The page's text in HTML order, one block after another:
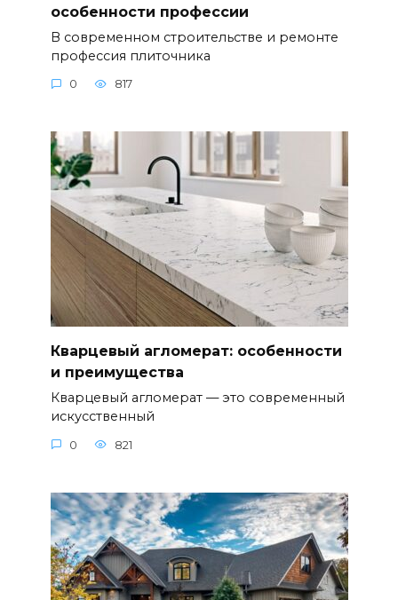
особенности профессии
В современном строительстве и ремонте
профессия плиточника
0 817
Кварцевый агломерат: особенности
и преимущества
Кварцевый агломерат — это современный
искусственный
0 821